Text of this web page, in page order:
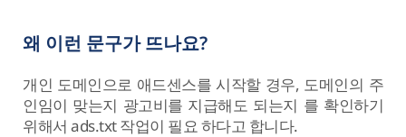
왜 이런 문구가 뜨나요?
개인 도메인으로 애드센스를 시작할 경우, 도메인의 주
인임이 맞는지 광고비를 지급해도 되는지 를 확인하기
위해서 ads.txt 작업이 필요 하다고 합니다.